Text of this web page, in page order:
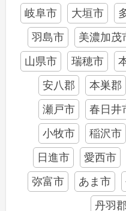
岐阜市 大垣市
羽島市
美濃加茂
山県市
瑞穂市
安八郡
本巣郡
瀬戸市
春日井
小牧市
稲沢市
日進市
愛西市
弥富市
あま市
丹羽郡